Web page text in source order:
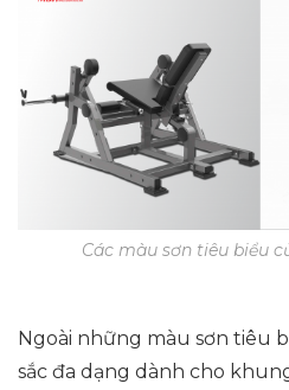
Các màu sơn tiêu biểu
Ngoài những màu sơn tiêu
sắc đa dạng dành cho